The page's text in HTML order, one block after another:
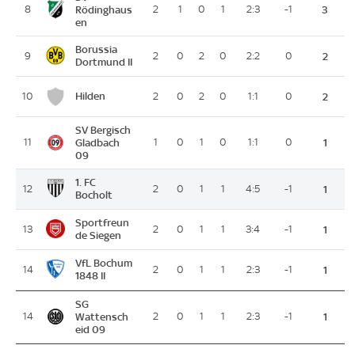
8
Rödinghaus
en
2 1 0 1 2:3 -1 3
9
Borussia
Dortmund II
2 0 2 0 2:2 0 2
10 Hilden 2 0 2 0 1:1 0 2
11
SV Bergisch
Gladbach
09
1 0 1 0 1:1 0 1
12
1. FC
Bocholt
2 0 1 1 4:5 -1 1
13
Sportfreun
de Siegen
2 0 1 1 3:4 -1 1
14
VfL Bochum
1848 II
2 0 1 1 2:3 -1 1
14
SG
Wattensch
eid 09
2 0 1 1 2:3 -1 1